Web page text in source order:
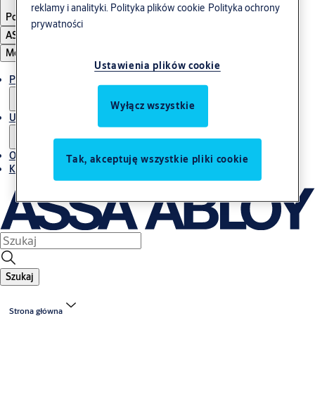
Poland
Polski
ASSA ABLOY Group
Menu
Produkty i rozwiązania
Usługi
O nas
Kontakt
Szukaj
Strona główna
reklamy i analityki. Polityka plików cookie Polityka ochrony
prywatności
Ustawienia plików cookie
Wyłącz wszystkie
Tak, akceptuję wszystkie pliki cookie